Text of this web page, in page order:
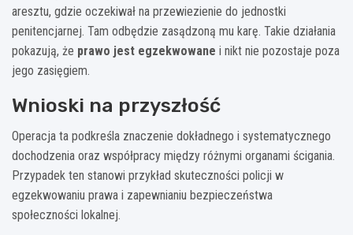
aresztu, gdzie oczekiwał na przewiezienie do jednostki
penitencjarnej. Tam odbędzie zasądzoną mu karę. Takie działania
pokazują, że prawo jest egzekwowane i nikt nie pozostaje poza
jego zasięgiem.
Wnioski na przyszłość
Operacja ta podkreśla znaczenie dokładnego i systematycznego
dochodzenia oraz współpracy między różnymi organami ścigania.
Przypadek ten stanowi przykład skuteczności policji w
egzekwowaniu prawa i zapewnianiu bezpieczeństwa
społeczności lokalnej.